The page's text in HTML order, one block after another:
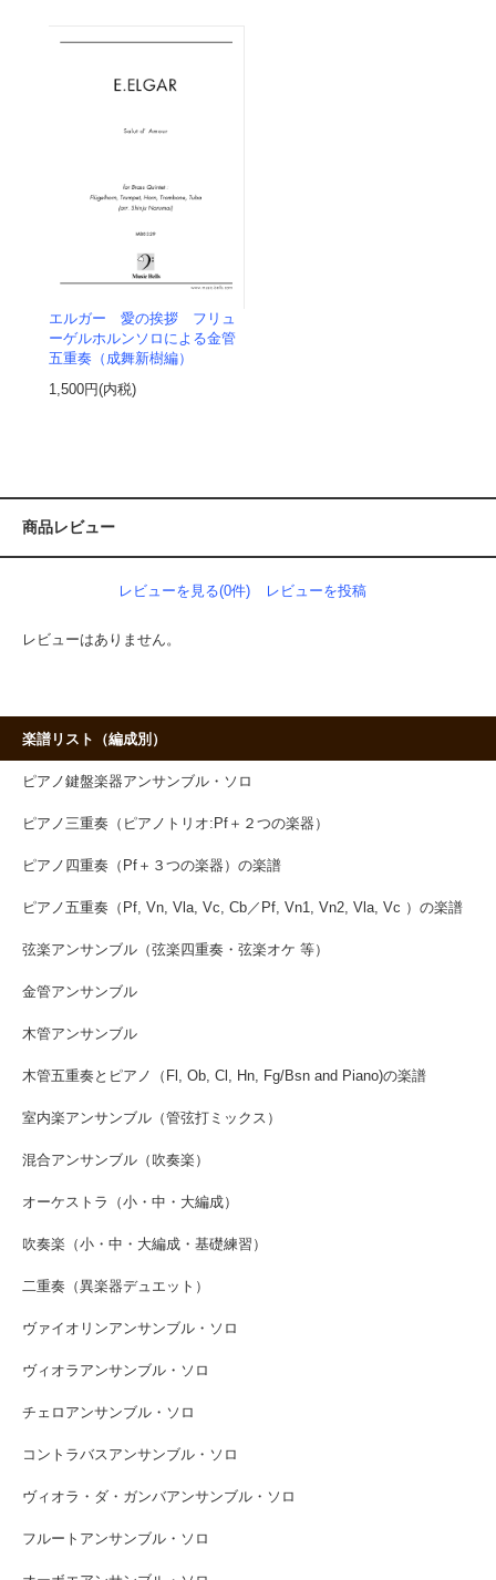
エルガー 愛の挨拶 フリュ
ーゲルホルンソロによる金管
五重奏（成舞新樹編）
1,500円(内税)
商品レビュー
レビューを見る(0件) レビューを投稿
レビューはありません。
楽譜リスト（編成別）
ピアノ鍵盤楽器アンサンブル・ソロ
ピアノ三重奏（ピアノトリオ:Pf＋２つの楽器）
ピアノ四重奏（Pf＋３つの楽器）の楽譜
ピアノ五重奏（Pf, Vn, Vla, Vc, Cb／Pf, Vn1, Vn2, Vla, Vc ）の楽譜
弦楽アンサンブル（弦楽四重奏・弦楽オケ 等）
金管アンサンブル
木管アンサンブル
木管五重奏とピアノ（Fl, Ob, Cl, Hn, Fg/Bsn and Piano)の楽譜
室内楽アンサンブル（管弦打ミックス）
混合アンサンブル（吹奏楽）
オーケストラ（小・中・大編成）
吹奏楽（小・中・大編成・基礎練習）
二重奏（異楽器デュエット）
ヴァイオリンアンサンブル・ソロ
ヴィオラアンサンブル・ソロ
チェロアンサンブル・ソロ
コントラバスアンサンブル・ソロ
ヴィオラ・ダ・ガンバアンサンブル・ソロ
フルートアンサンブル・ソロ